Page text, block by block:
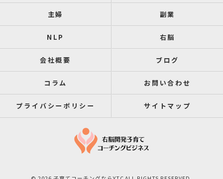
主婦 副業
NLP 右脳
会社概要 ブログ
コラム お問い合わせ
プライバシーポリシー サイトマップ